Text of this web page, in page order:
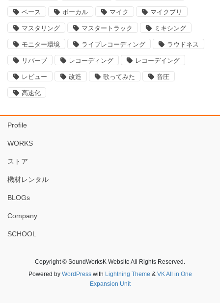
ベース ボーカル マイク マイクプリ
マスタリング マスタートラック ミキシング
モニター環境 ライブレコーディング ラウドネス
リバーブ レコーディング レコーデイング
レビュー 改造 歌ってみた 音圧
高速化
Profile
WORKS
ストア
機材レンタル
BLOGs
Company
SCHOOL
Copyright © SoundWorksK Website All Rights Reserved.
Powered by WordPresswith Lightning Theme & VK All in One
Expansion Unit